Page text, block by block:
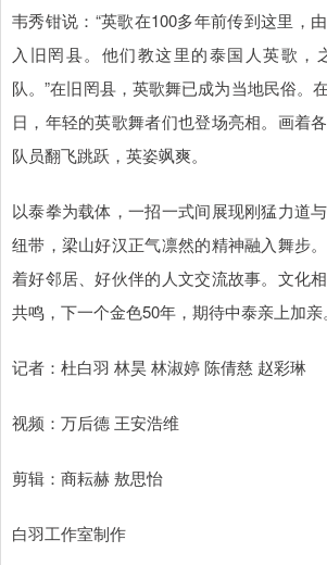
韦秀钳说：“英歌在100多年前传到这里，
入旧罔县。他们教这里的泰国人英歌，
队。”在旧罔县，英歌舞已成为当地民俗。
日，年轻的英歌舞者们也登场亮相。画着
队员翻飞跳跃，英姿飒爽。
以泰拳为载体，一招一式间展现刚猛力道
纽带，梁山好汉正气凛然的精神融入舞步
着好邻居、好伙伴的人文交流故事。文化
共鸣，下一个金色50年，期待中泰亲上加亲。
记者：杜白羽 林昊 林淑婷 陈倩慈 赵彩琳
视频：万后德 王安浩维
剪辑：商耘赫 敖思怡
白羽工作室制作